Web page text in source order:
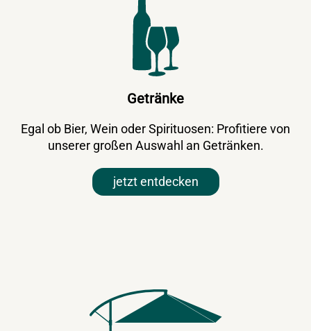
Getränke
Egal ob Bier, Wein oder Spirituosen: Profitiere von
unserer großen Auswahl an Getränken.
jetzt entdecken